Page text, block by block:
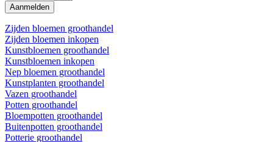
Aanmelden
Zijden bloemen groothandel
Zijden bloemen inkopen
Kunstbloemen groothandel
Kunstbloemen inkopen
Nep bloemen groothandel
Kunstplanten groothandel
Vazen groothandel
Potten groothandel
Bloempotten groothandel
Buitenpotten groothandel
Potterie groothandel